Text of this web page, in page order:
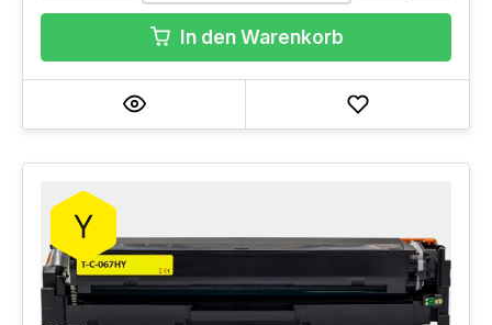
In den Warenkorb